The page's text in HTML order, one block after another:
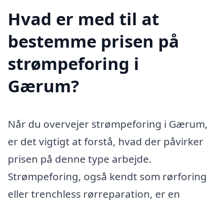
Hvad er med til at
bestemme prisen på
strømpeforing i
Gærum?
Når du overvejer strømpeforing i Gærum,
er det vigtigt at forstå, hvad der påvirker
prisen på denne type arbejde.
Strømpeforing, også kendt som rørforing
eller trenchless rørreparation, er en